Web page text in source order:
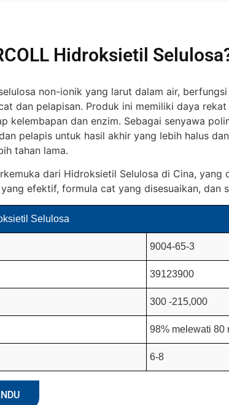
Hidroksietil
non-ionik yang larut dalam air,
dan pelapisan. Produk ini memiliki daya
kelembapan dan enzim. Sebagai senyawa
pelapis untuk hasil akhir yang lebih halus
tahan lama.
dari Hidroksietil Selulosa di Cina, yang
efektif, formula cat yang disesuaikan, dan
Selulosa
9004-65-3
39123900
300 -215,000
98% melewati 80
6-8